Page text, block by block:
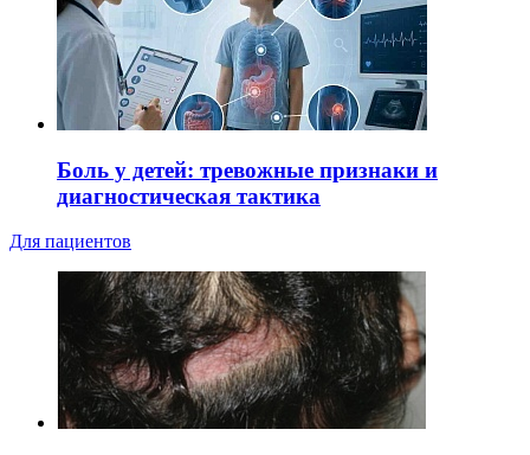
Боль у детей: тревожные признаки и
диагностическая тактика
Для пациентов